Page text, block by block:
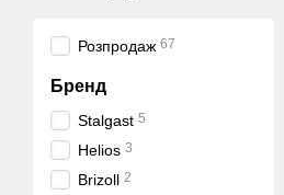
Розпродаж 67
Бренд
Stalgast 5
Helios 3
Brizoll 2